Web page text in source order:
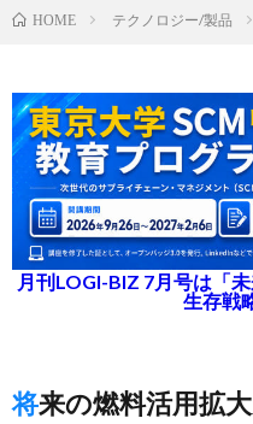
HOME テクノロジー/製品
月刊LOGI-BIZ 7月号は「
生存戦
将来の燃料活用拡大見込み、確実な実用化